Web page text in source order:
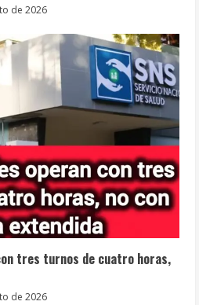
de 2026
tres turnos de cuatro horas,
de 2026